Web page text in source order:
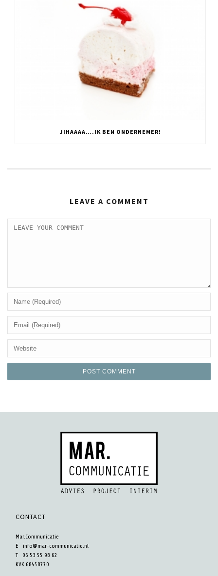
JIHAAAA….IK BEN ONDERNEMER!
LEAVE A COMMENT
CONTACT
Mar.Communicatie
Einfo@mar-communicatie.nl
T 06 53 55 98 62
KVK 68458770